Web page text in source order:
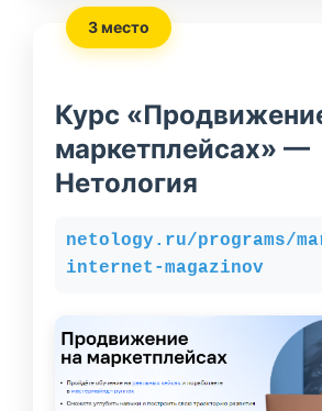
3 место
Курс
маркетплейсах» —
Нетология
netology.ru/programs/
internet-magazinov